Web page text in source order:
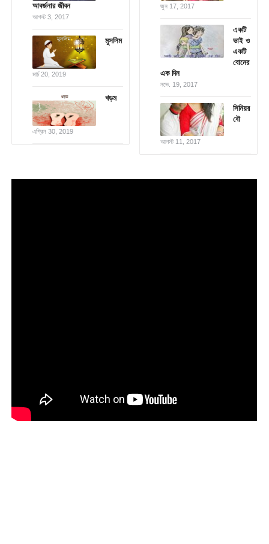
আবর্জনার জীবন
আগস্ট 3, 2017
মুসলিম
মার্চ 20, 2019
খড়ম
এপ্রিল 30, 2019
জুন 17, 2017
একটি
ভাই ও
একটি
বোনের
এক দিন
নভে. 19, 2017
সিনিয়র
বৌ
আগস্ট 11, 2017